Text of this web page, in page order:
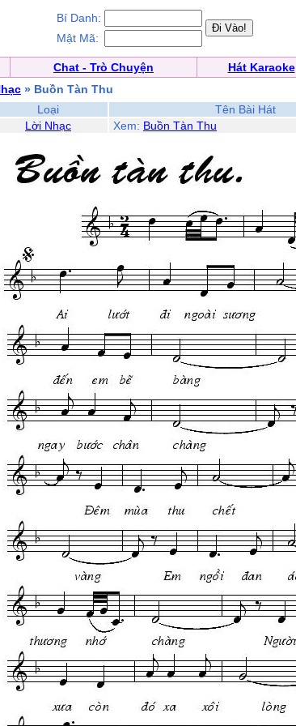
Bí Danh:
Mật Mã:
Chat - Trò Chuyện Hát Karaoke
» Buồn Tàn Thu
Loại
Tên Bài Hát
Lời Nhạc
Xem: Buồn Tàn Thu